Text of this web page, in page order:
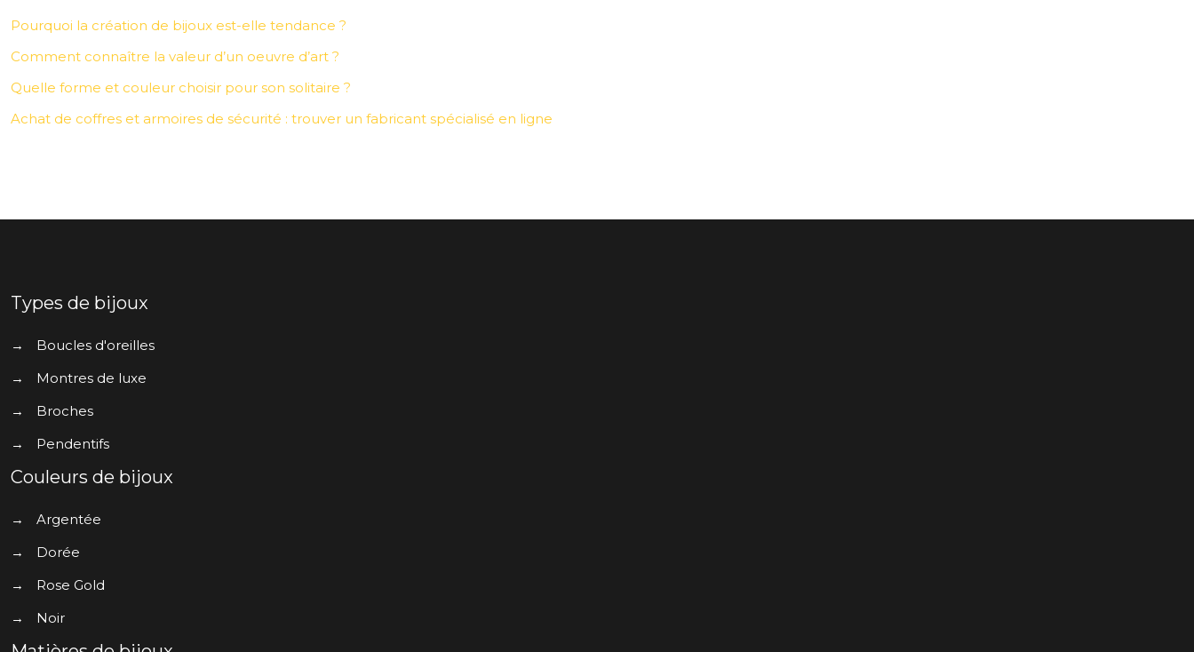
Pourquoi la création de bijoux est-elle tendance ?
Comment connaître la valeur d’un oeuvre d’art ?
Quelle forme et couleur choisir pour son solitaire ?
Achat de coffres et armoires de sécurité : trouver un fabricant spécialisé en ligne
Types de bijoux
→
Boucles d'oreilles
→
Montres de luxe
→
Broches
→
Pendentifs
Couleurs de bijoux
→
Argentée
→
Dorée
→
Rose Gold
→
Noir